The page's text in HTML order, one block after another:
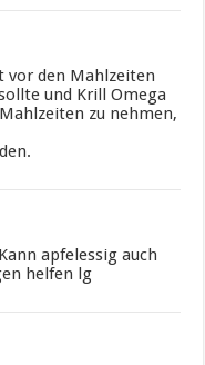
vor den Mahlzeiten
und Krill Omega
zu nehmen,
apfelessig auch
helfen lg